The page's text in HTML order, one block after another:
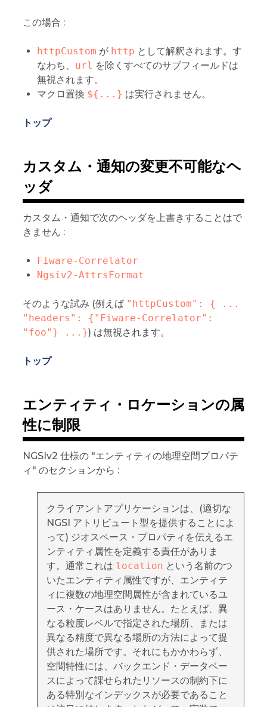
この場合 :
httpCustom が http として解釈されます。す
なわち、 url を除くすべてのサブフィールドは
無視されます。
マクロ置換 ${...} は実行されません。
トップ
カスタム・通知の変更不可能なヘ
ッダ
カスタム・通知で次のヘッダを上書きすることはで
きません :
Fiware-Correlator
Ngsiv2-AttrsFormat
そのような試み (例えば "httpCustom": { ...
"headers": {"Fiware-Correlator":
"foo"} ...}) は無視されます。
トップ
エンティティ・ロケーションの属
性に制限
NGSIv2 仕様の "エンティティの地理空間プロパテ
ィ" のセクションから :
クライアントアプリケーションは、(適切な
NGSI アトリビュート型を提供することによ
って) ジオスペース・プロパティを伝えるエ
ンティティ属性を定義する責任がありま
す。通常これは location という名前のつ
いたエンティティ属性ですが、エンティテ
ィに複数の地理空間属性が含まれているユ
ース・ケースはありません。たとえば、異
なる粒度レベルで指定された場所、または
異なる精度で異なる場所の方法によって提
供された場所です。それにもかかわらず、
空間特性には、バックエンド・データベー
スによって課せられたリソースの制約下に
ある特別なインデックスが必要であること